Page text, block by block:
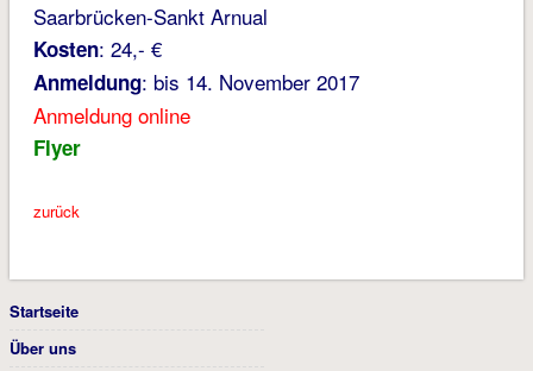
Saarbrücken-Sankt Arnual
Kosten: 24,- €
Anmeldung: bis 14. November 2017
Anmeldung online
Flyer
zurück
Startseite
Über uns